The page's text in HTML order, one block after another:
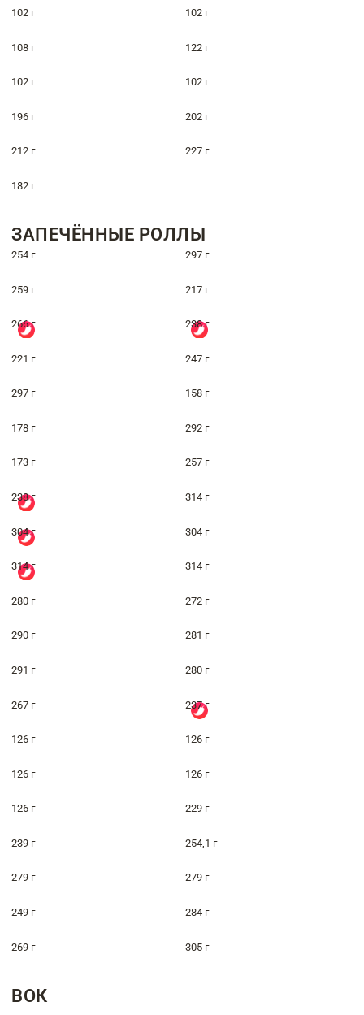
102 г 102 г
108 г 122 г
102 г 102 г
196 г 202 г
212 г 227 г
182 г
ЗАПЕЧЁННЫЕ РОЛЛЫ
254 г 297 г
259 г 217 г
266 г 238 г
221 г 247 г
297 г 158 г
178 г 292 г
173 г 257 г
238 г 314 г
304 г 304 г
314 г 314 г
280 г 272 г
290 г 281 г
291 г 280 г
267 г 237 г
126 г 126 г
126 г 126 г
126 г 229 г
239 г 254,1 г
279 г 279 г
249 г 284 г
269 г 305 г
ВОК